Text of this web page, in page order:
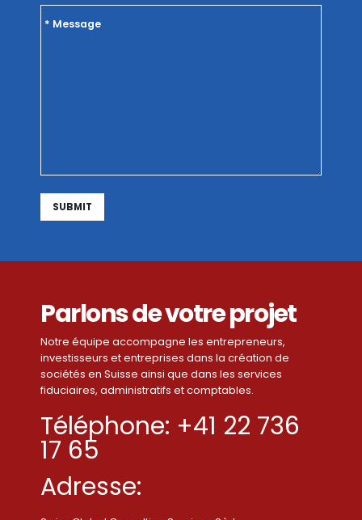
Parlons de votre projet
Notre équipe accompagne les entrepreneurs,
investisseurs et entreprises dans la création de
sociétés en Suisse ainsi que dans les services
fiduciaires, administratifs et comptables.
Téléphone: +41 22 736
17 65
Adresse: